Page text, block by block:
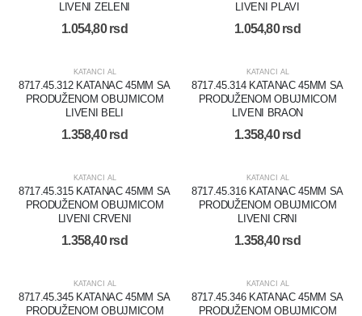
LIVENI ZELENI
1.054,80rsd
LIVENI PLAVI
1.054,80rsd
KATANCI AL
8717.45.312 KATANAC 45MM SA
PRODUŽENOM OBUJMICOM
LIVENI BELI
1.358,40rsd
KATANCI AL
8717.45.314 KATANAC 45MM SA
PRODUŽENOM OBUJMICOM
LIVENI BRAON
1.358,40rsd
KATANCI AL
8717.45.315 KATANAC 45MM SA
PRODUŽENOM OBUJMICOM
LIVENI CRVENI
1.358,40rsd
KATANCI AL
8717.45.316 KATANAC 45MM SA
PRODUŽENOM OBUJMICOM
LIVENI CRNI
1.358,40rsd
KATANCI AL
8717.45.345 KATANAC 45MM SA
PRODUŽENOM OBUJMICOM
KATANCI AL
8717.45.346 KATANAC 45MM SA
PRODUŽENOM OBUJMICOM